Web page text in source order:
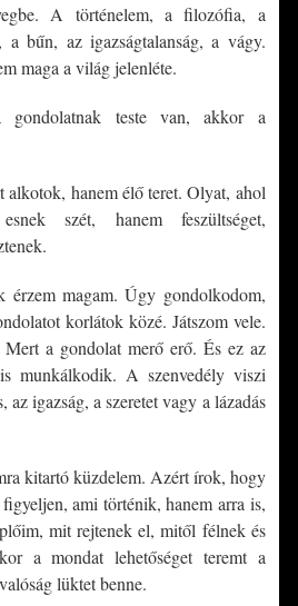
A történelem, a filozófia, a
a bűn, az igazságtalanság, a vágy.
maga a világ jelenléte.
teste van, akkor a
alkotok, hanem élő teret. Olyat, ahol
szét, hanem feszültséget,
érzem magam. Úgy gondolkodom,
korlátok közé. Játszom vele.
a gondolat merő erő. És ez az
munkálkodik. A szenvedély viszi
az igazság, a szeretet vagy a lázadás
kitartó küzdelem. Azért írok, hogy
ami történik, hanem arra is,
mit rejtenek el, mitől félnek és
a mondat lehetőséget teremt a
lüktet benne.